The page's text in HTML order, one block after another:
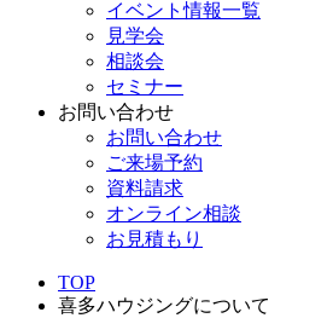
イベント情報一覧
見学会
相談会
セミナー
お問い合わせ
お問い合わせ
ご来場予約
資料請求
オンライン相談
お見積もり
TOP
喜多ハウジングについて